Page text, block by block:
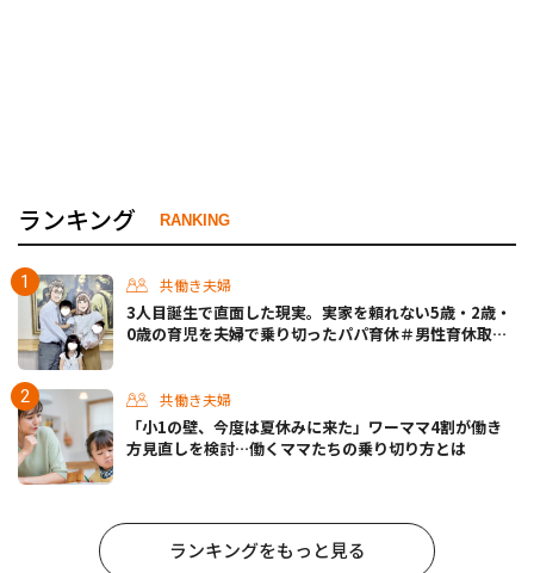
ランキング RANKING
共働き夫婦
3人目誕生で直面した現実。実家を頼れない5歳・2歳・
0歳の育児を夫婦で乗り切ったパパ育休＃男性育休取っ
共働き夫婦
「小1の壁、今度は夏休みに来た」ワーママ4割が働き
方見直しを検討…働くママたちの乗り切り方とは
ランキングをもっと見る